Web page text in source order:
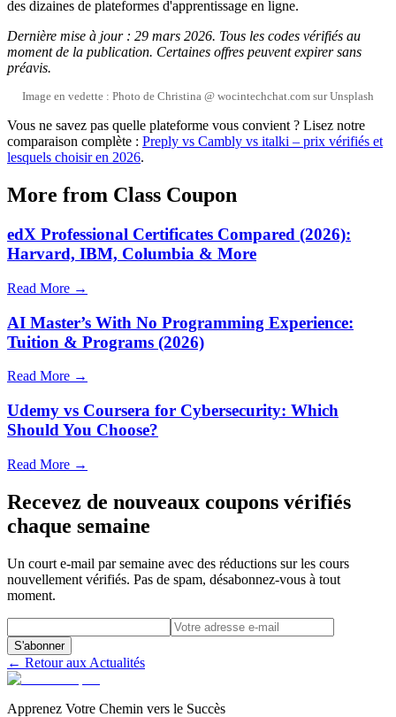
des dizaines de plateformes d'apprentissage en ligne.
Dernière mise à jour : 29 mars 2026. Tous les codes vérifiés au
moment de la publication. Certaines offres peuvent expirer sans
préavis.
Image en vedette : Photo de Christina @ wocintechchat.com sur Unsplash
Vous ne savez pas quelle plateforme vous convient ? Lisez notre
comparaison complète : Preply vs Cambly vs italki – prix vérifiés et
lesquels choisir en 2026.
More from Class Coupon
edX Professional Certificates Compared (2026):
Harvard, IBM, Columbia & More
Read More →
AI Master’s With No Programming Experience:
Tuition & Programs (2026)
Read More →
Udemy vs Coursera for Cybersecurity: Which
Should You Choose?
Read More →
Recevez de nouveaux coupons vérifiés
chaque semaine
Un court e-mail par semaine avec des réductions sur les cours
nouvellement vérifiés. Pas de spam, désabonnez-vous à tout
moment.
S'abonner
← Retour aux Actualités
Apprenez Votre Chemin vers le Succès